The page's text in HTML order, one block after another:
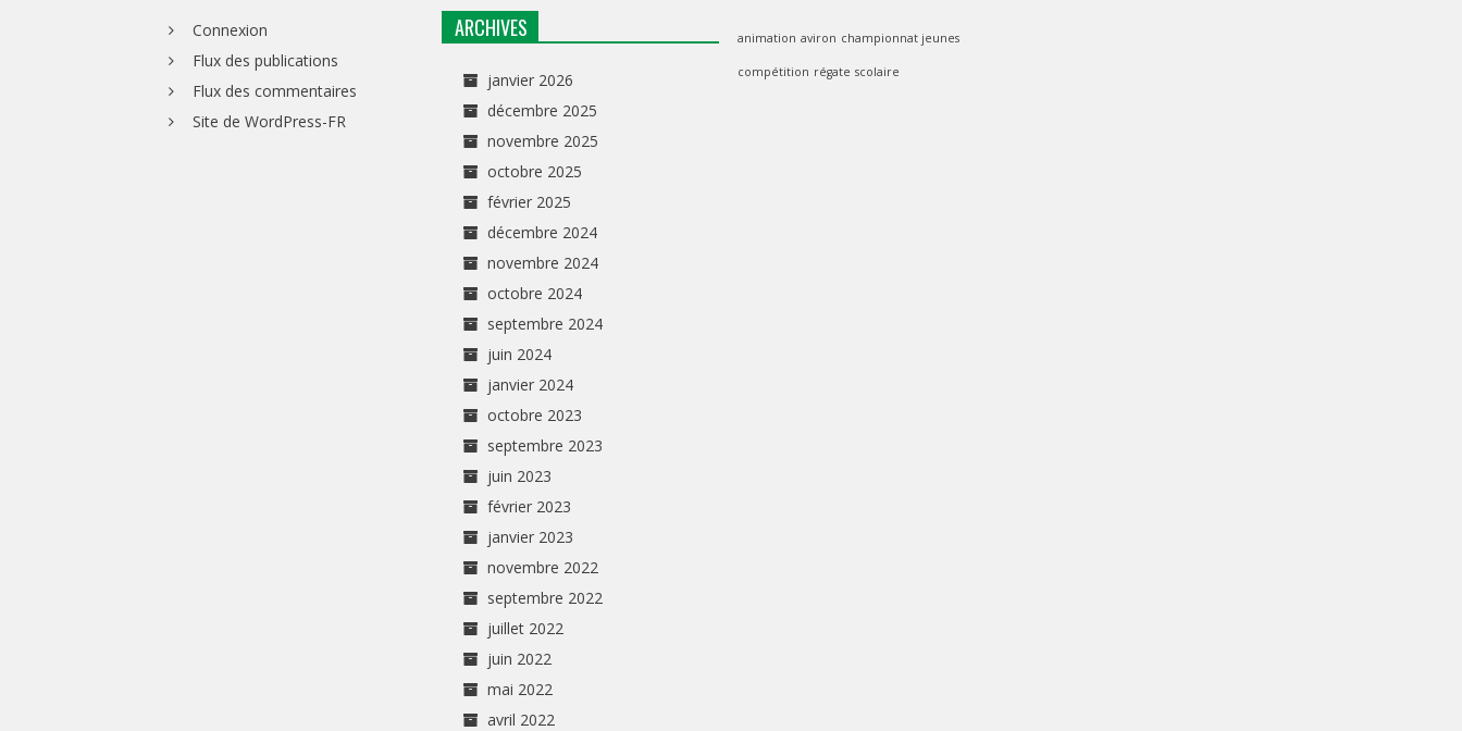
Connexion
Flux des publications
Flux des commentaires
Site de WordPress-FR
ARCHIVES
janvier 2026
décembre 2025
novembre 2025
octobre 2025
février 2025
décembre 2024
novembre 2024
octobre 2024
septembre 2024
juin 2024
janvier 2024
octobre 2023
septembre 2023
juin 2023
février 2023
janvier 2023
novembre 2022
septembre 2022
juillet 2022
juin 2022
mai 2022
avril 2022
animation aviron championnat jeunes
compétition régate scolaire